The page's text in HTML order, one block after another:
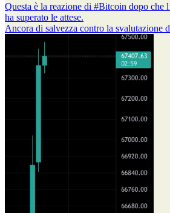
Questa è la reazione di #Bitcoin dopo che
ha superato le attese.
Ancora di salvezza contro la svalutazione